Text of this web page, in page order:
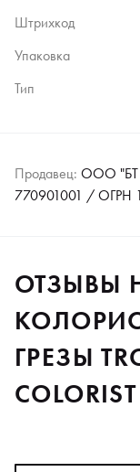
Штрихкод
Упаковка
Тип
Продавец: ООО "БТ
770901001 / ОГРН
ОТЗЫВЫ
ГРЕЗЫ